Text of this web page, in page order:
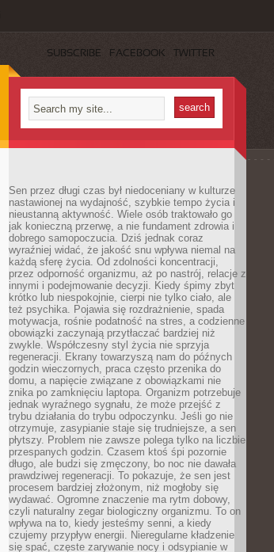
SUBSCRIBE FACEBOOK TWITTER
Sen przez długi czas był niedoceniany w kulturze
nastawionej na wydajność, szybkie tempo życia i
nieustanną aktywność. Wiele osób traktowało go
jak konieczną przerwę, a nie fundament zdrowia i
dobrego samopoczucia. Dziś jednak coraz
wyraźniej widać, że jakość snu wpływa niemal na
każdą sferę życia. Od zdolności koncentracji,
przez odporność organizmu, aż po nastrój, relacje z
innymi i podejmowanie decyzji. Kiedy śpimy zbyt
krótko lub niespokojnie, cierpi nie tylko ciało, ale
też psychika. Pojawia się rozdrażnienie, spada
motywacja, rośnie podatność na stres, a codzienne
obowiązki zaczynają przytłaczać bardziej niż
zwykle. Współczesny styl życia nie sprzyja
regeneracji. Ekrany towarzyszą nam do późnych
godzin wieczornych, praca często przenika do
domu, a napięcie związane z obowiązkami nie
znika po zamknięciu laptopa. Organizm potrzebuje
jednak wyraźnego sygnału, że może przejść z
trybu działania do trybu odpoczynku. Jeśli go nie
otrzymuje, zasypianie staje się trudniejsze, a sen
płytszy. Problem nie zawsze polega tylko na liczbie
przespanych godzin. Czasem ktoś śpi pozornie
długo, ale budzi się zmęczony, bo noc nie dawała
prawdziwej regeneracji. To pokazuje, że sen jest
procesem bardziej złożonym, niż mogłoby się
wydawać. Ogromne znaczenie ma rytm dobowy,
czyli naturalny zegar biologiczny organizmu. To on
wpływa na to, kiedy jesteśmy senni, a kiedy
czujemy przypływ energii. Nieregularne kładzenie
się spać, częste zarywanie nocy i odsypianie w